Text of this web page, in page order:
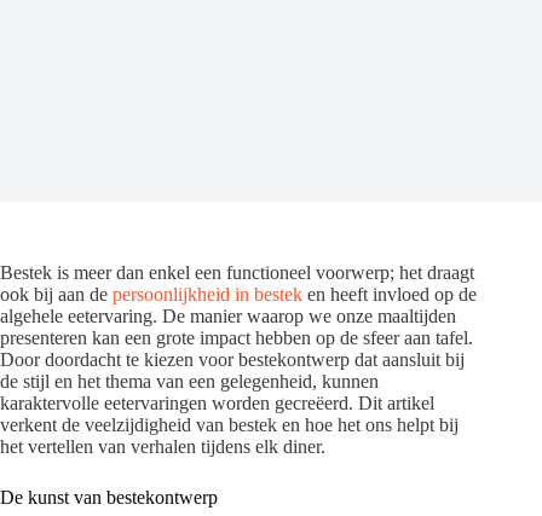
Bestek is meer dan enkel een functioneel voorwerp; het draagt
ook bij aan de persoonlijkheid in bestek en heeft invloed op de
algehele eetervaring. De manier waarop we onze maaltijden
presenteren kan een grote impact hebben op de sfeer aan tafel.
Door doordacht te kiezen voor bestekontwerp dat aansluit bij
de stijl en het thema van een gelegenheid, kunnen
karaktervolle eetervaringen worden gecreëerd. Dit artikel
verkent de veelzijdigheid van bestek en hoe het ons helpt bij
het vertellen van verhalen tijdens elk diner.
De kunst van bestekontwerp